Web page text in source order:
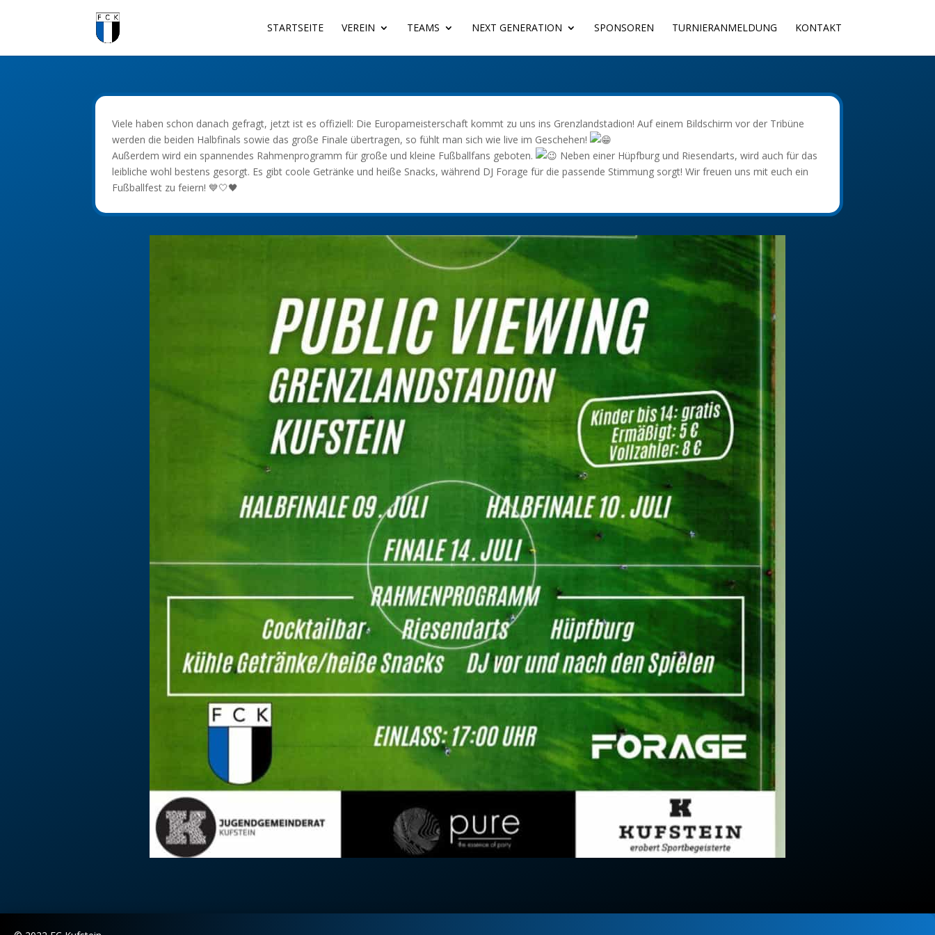
STARTSEITE VEREIN TEAMS NEXT GENERATION SPONSOREN TURNIERANMELDUNG KONTAKT
Viele haben schon danach gefragt, jetzt ist es offiziell: Die Europameisterschaft kommt zu uns ins Grenzlandstadion! Auf einem Bildschirm vor der Tribüne
werden die beiden Halbfinals sowie das große Finale übertragen, so fühlt man sich wie live im Geschehen!
Außerdem wird ein spannendes Rahmenprogramm für große und kleine Fußballfans geboten.
Neben einer Hüpfburg und Riesendarts, wird auch für das
leibliche wohl bestens gesorgt. Es gibt coole Getränke und heiße Snacks, während DJ Forage für die passende Stimmung sorgt! Wir freuen uns mit euch ein
Fußballfest zu feiern! 💙🤍🖤